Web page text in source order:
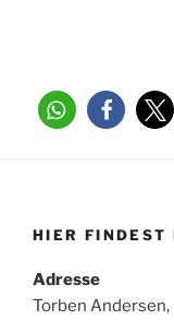
HIER FINDEST
Adresse
Torben